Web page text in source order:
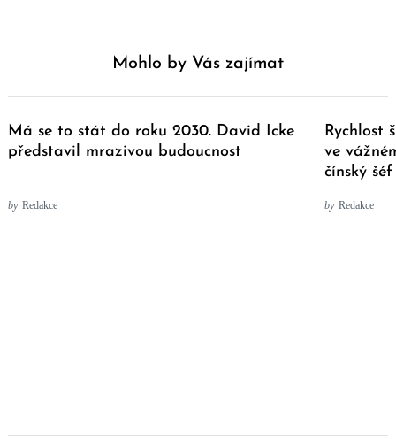
Mohlo by Vás zajímat
Má se to stát do roku 2030. David Icke
představil mrazivou budoucnost
by Redakce
Rychlost
ve
čínský
by Redakce